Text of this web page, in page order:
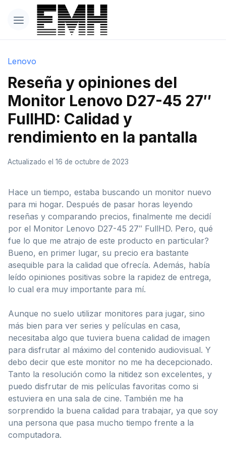
Lenovo
Reseña y opiniones del
Monitor Lenovo D27-45 27″
FullHD: Calidad y
rendimiento en la pantalla
Actualizado el 16 de octubre de 2023
Hace un tiempo, estaba buscando un monitor nuevo
para mi hogar. Después de pasar horas leyendo
reseñas y comparando precios, finalmente me decidí
por el Monitor Lenovo D27-45 27″ FullHD. Pero, qué
fue lo que me atrajo de este producto en particular?
Bueno, en primer lugar, su precio era bastante
asequible para la calidad que ofrecía. Además, había
leído opiniones positivas sobre la rapidez de entrega,
lo cual era muy importante para mí.
Aunque no suelo utilizar monitores para jugar, sino
más bien para ver series y películas en casa,
necesitaba algo que tuviera buena calidad de imagen
para disfrutar al máximo del contenido audiovisual. Y
debo decir que este monitor no me ha decepcionado.
Tanto la resolución como la nitidez son excelentes, y
puedo disfrutar de mis películas favoritas como si
estuviera en una sala de cine. También me ha
sorprendido la buena calidad para trabajar, ya que soy
una persona que pasa mucho tiempo frente a la
computadora.